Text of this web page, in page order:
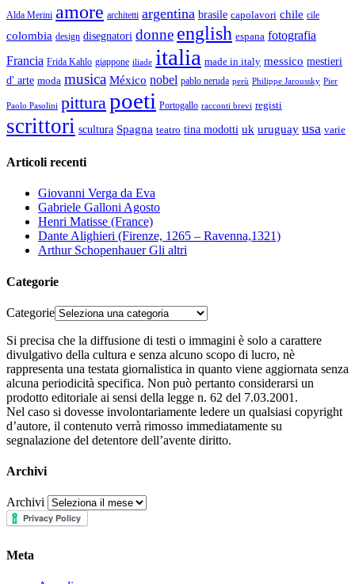
Alda Merini amore architetti argentina brasile capolavori chile cile
colombia design disegnatori donne english espana fotografia
Francia Frida Kahlo giappone iliade italia made in italy messico mestieri
d' arte moda musica México nobel pablo neruda perù Philippe Jaroussky Pier
Paolo Pasolini pitturapoeti Portogallo racconti brevi registi
scrittori scultura Spagna teatro tina modotti uk uruguay usa varie
Articoli recenti
Giovanni Verga da Eva
Gabriele Galloni Agosto
Henri Matisse (France)
Dante Alighieri (Firenze, 1265 – Ravenna,1321)
Arthur Schopenhauer Gli altri
Categorie
Categorie
Si precisa che la diffusione di testi o immagini è solo a carattere
divulgativo della cultura e senza alcuno scopo di lucro, nè
rappresenta una testata giornalistica in quanto viene aggiornata senza
alcuna periodicità specifica. Non può pertanto considerarsi un
prodotto editoriale ai sensi della legge n. 62 del 7.03.2001.
Nel caso si dovesse involontariamente ledere un qualsiasi copyright
d’autore, il contenuto verrà rimosso immediatamente su
segnalazione del detentore dell’avente diritto.
Archivi
Archivi
Meta